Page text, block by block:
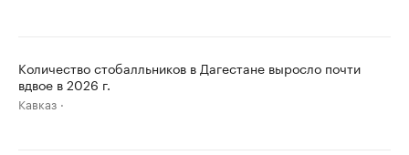
Количество стобалльников в Дагестане выросло почти
вдвое в 2026 г.
Кавказ